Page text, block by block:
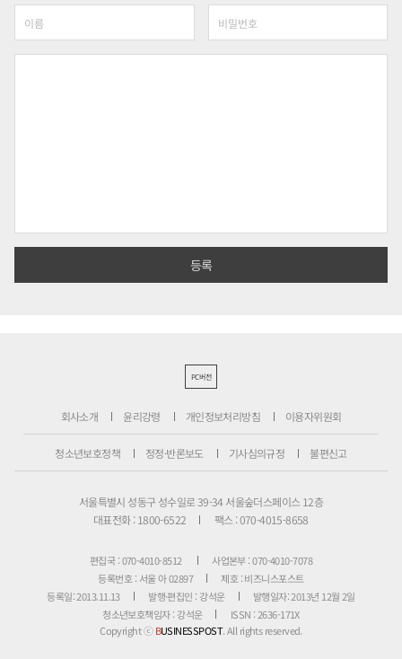
PC버전
회사소개 윤리강령 개인정보처리방침 이용자위원회
청소년보호정책 정정·반론보도 기사심의규정 불편신고
서울특별시 성동구 성수일로 39-34 서울숲더스페이스 12층
대표전화 : 1800-6522
팩스 : 070-4015-8658
편집국 : 070-4010-8512
사업본부 : 070-4010-7078
등록번호 : 서울 아 02897
제호 : 비즈니스포스트
등록일: 2013.11.13
발행·편집인 : 강석운
발행일자: 2013년 12월 2일
청소년보호책임자 : 강석운
ISSN : 2636-171X
Copyright ⓒBUSINESSPOST. All rights reserved.